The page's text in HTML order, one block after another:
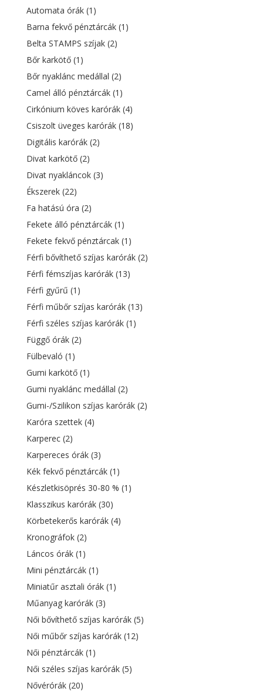
Automata órák (1)
Barna fekvő pénztárcák (1)
Belta STAMPS szíjak (2)
Bőr karkötő (1)
Bőr nyaklánc medállal (2)
Camel álló pénztárcák (1)
Cirkónium köves karórák (4)
Csiszolt üveges karórák (18)
Digitális karórák (2)
Divat karkötő (2)
Divat nyakláncok (3)
Ékszerek (22)
Fa hatású óra (2)
Fekete álló pénztárcák (1)
Fekete fekvő pénztárcak (1)
Férfi bővíthető szíjas karórák (2)
Férfi fémszíjas karórák (13)
Férfi gyűrű (1)
Férfi műbőr szíjas karórák (13)
Férfi széles szíjas karórák (1)
Függő órák (2)
Fülbevaló (1)
Gumi karkötő (1)
Gumi nyaklánc medállal (2)
Gumi-/Szilikon szíjas karórák (2)
Karóra szettek (4)
Karperec (2)
Karpereces órák (3)
Kék fekvő pénztárcák (1)
Készletkisöprés 30-80 % (1)
Klasszikus karórák (30)
Körbetekerős karórák (4)
Kronográfok (2)
Láncos órák (1)
Mini pénztárcák (1)
Miniatűr asztali órák (1)
Műanyag karórák (3)
Női bővíthető szíjas karórák (5)
Női műbőr szíjas karórák (12)
Női pénztárcák (1)
Női széles szíjas karórák (5)
Nővérórák (20)